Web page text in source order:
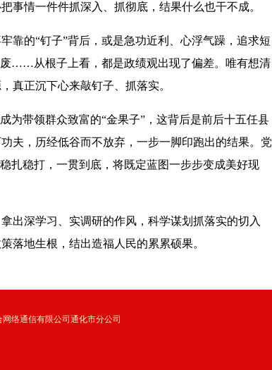
事情一件件抓深入、抓彻底，结果什么也干不成。
靠的“钉子”背后，或是急功近利、心浮气躁，追求短
……从根子上看，都是政绩观出现了偏差。唯有想清
真正沉下心来敲钉子、抓落实。
为带领群众致富的“金果子”，这背后是前后十五任县
夫，历经低谷而不放弃，一步一脚印跑出的结果。党
扎稳打，一贯到底，将既定蓝图一步步变成美好现
出深学习、实调研的作风，科学谋划抓落实的切入
落地生根，结出造福人民的累累硕果。
络通信有限公司通化市分公司